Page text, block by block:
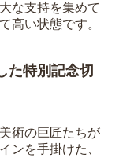
な支持を集めて
高い状態です。
た特別記念切
術の巨匠たちが
ンを手掛けた、